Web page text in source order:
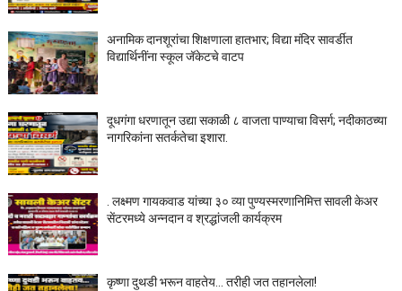
अनामिक दानशूरांचा शिक्षणाला हातभार; विद्या मंदिर सावर्डीत
विद्यार्थिनींना स्कूल जॅकेटचे वाटप
दूधगंगा धरणातून उद्या सकाळी ८ वाजता पाण्याचा विसर्ग; नदीकाठच्या
नागरिकांना सतर्कतेचा इशारा.
. लक्ष्मण गायकवाड यांच्या ३० व्या पुण्यस्मरणानिमित्त सावली केअर
सेंटरमध्ये अन्नदान व श्रद्धांजली कार्यक्रम
कृष्णा दुथडी भरून वाहतेय... तरीही जत तहानलेला!